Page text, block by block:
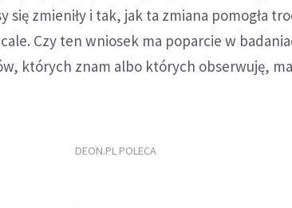
się zmieniły i tak, jak ta zmiana pomogła
Czy ten wniosek ma poparcie w
których znam albo których obserwuję,
DEON.PL POLECA